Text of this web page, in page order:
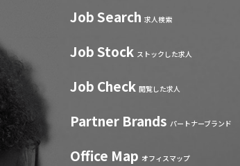
Job Search 求人検索
Job Stock ストックした求人
Job Check 閲覧した求人
Partner Brands パートナーブランド
Office Map オフィスマップ